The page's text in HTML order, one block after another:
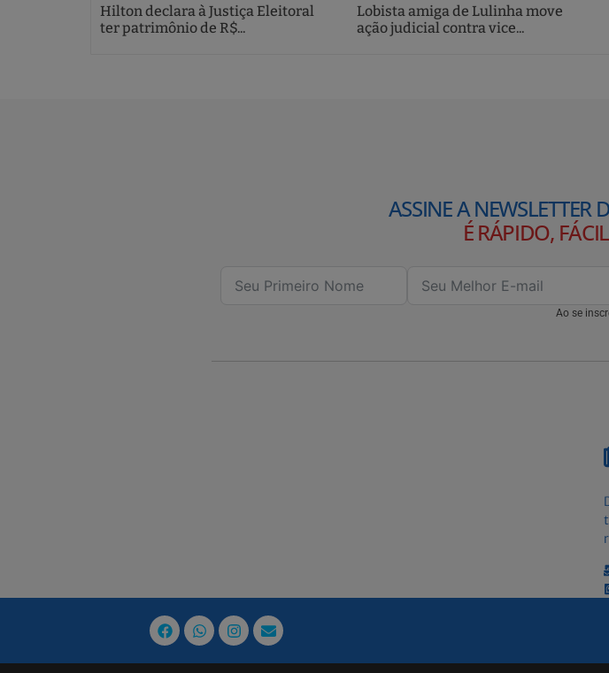
Hilton declara à Justiça Eleitoral
ter patrimônio de R$...
Lobista amiga de Lulinha move
ação judicial contra vice...
ASSINE A NEWSLETTER
É RÁPIDO,
Ao se